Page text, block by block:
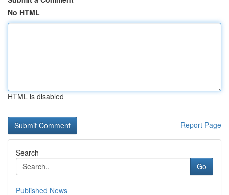
No HTML
HTML is disabled
Report Page
Search
Go
Published News